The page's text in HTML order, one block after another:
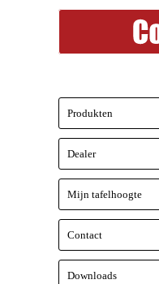
Produkten
Dealer
Mijn tafelhoogte
Contact
Downloads